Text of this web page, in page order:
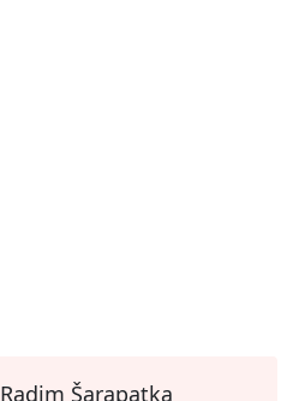
Radim Šarapatka